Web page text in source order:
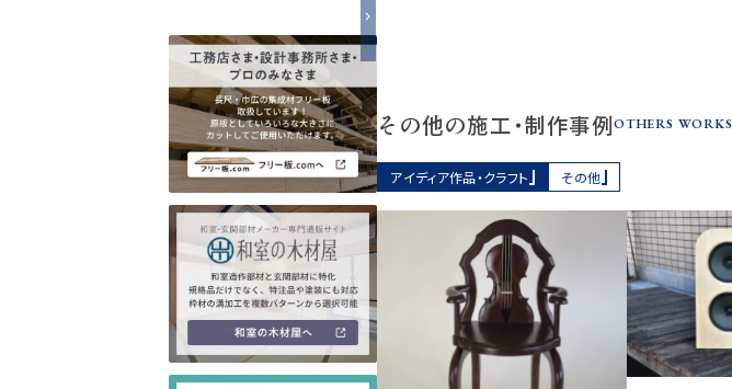
その他の施工・制作事例OTHERS WORKS
アイディア作品・クラフト その他